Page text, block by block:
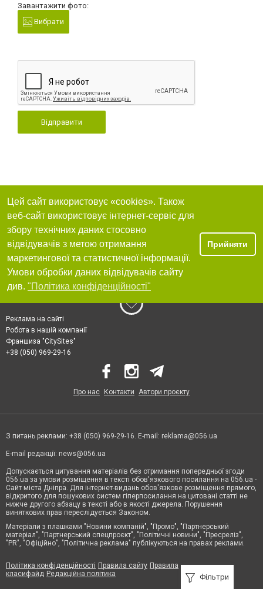
Завантажити фото:
Вибрати
Відправити
Фільтри
Цей сайт використовує «cookies». Також
веб-сайт використовує інтернет-сервіс для
збору технічних даних стосовно
відвідувачів з метою отримання
маркетингової та статистичної інформації.
Умови обробки даних відвідувачів сайту
див. "Політика конфіденційності"
Прийняти
Реклама на сайті
Робота в нашій компанії
Франшиза "CitySites"
+38 (050) 969-29-16
Про нас Контакти Автори проєкту
З питань реклами: +38 (050) 969-29-16. E-mail: reklama@056.ua
E-mail редакції: news@056.ua
Допускається цитування матеріалів без отримання попередньої згоди
056.ua за умови розміщення в тексті обов'язкового посилання на 056.ua -
Сайт міста Дніпра. Для інтернет-видань обов'язкове розміщення прямого,
відкритого для пошукових систем гіперпосилання на цитовані статті не
нижче другого абзацу в тексті або в якості джерела. Порушення
виняткових прав переслідується Законом.
Матеріали з плашками "Новини компаній", "Промо", "Партнерський
матеріал", "Партнерський спецпроєкт", "Політичні новини", "Пресреліз",
"PR", "Офіційно", "Політична реклама" публікуються на правах реклами.
Політика конфіденційності Правила сайту Правила
класифайд Редакційна політика